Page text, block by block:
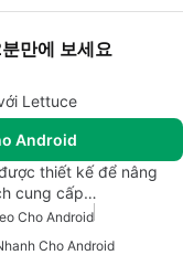
만에 보세요
Lettuce
Android
thiết kế để nâng
cung cấp…
Cho Android
Cho Android